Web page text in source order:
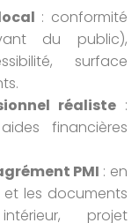
: conformité
du public),
surface
réaliste:
financières
PMI : en
les documents
projet